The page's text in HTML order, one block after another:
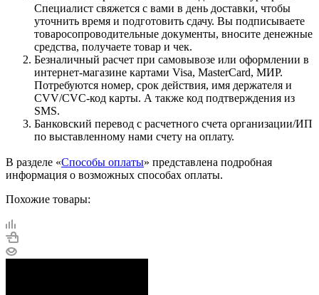
Специалист свяжется с вами в день доставки, чтобы
уточнить время и подготовить сдачу. Вы подписываете
товаросопроводительные документы, вносите денежные
средства, получаете товар и чек.
Безналичный расчет при самовывозе или оформлении в
интернет-магазине картами Visa, MasterCard, МИР.
Потребуются номер, срок действия, имя держателя и
CVV/CVC-код карты. А также код подтверждения из
SMS.
Банковский перевод с расчетного счета организации/ИП
по выставленному нами счету на оплату.
В разделе «Способы оплаты» представлена подробная
информация о возможных способах оплаты.
Похожие товары: